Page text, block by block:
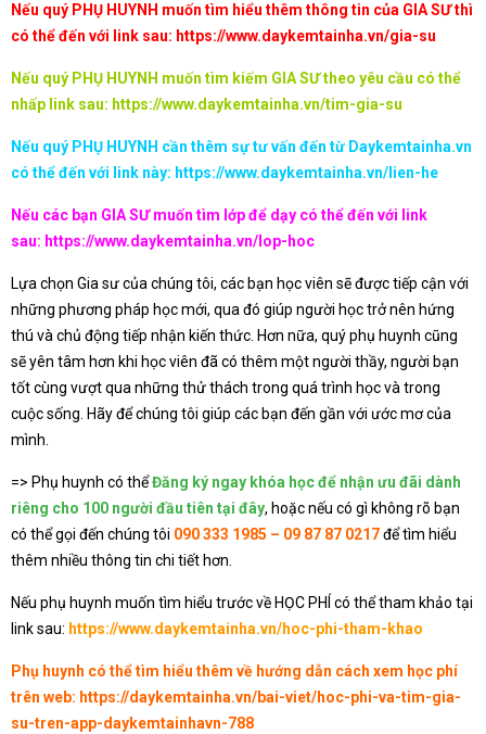
Nếu quý PHỤ HUYNH muốn tìm hiểu thêm thông tin của GIA SƯ thì
có thể đến với link sau: https://www.daykemtainha.vn/gia-su
Nếu quý PHỤ HUYNH muốn tìm kiếm GIA SƯ theo yêu cầu có thể
nhấp link sau: https://www.daykemtainha.vn/tim-gia-su
Nếu quý PHỤ HUYNH cần thêm sự tư vấn đến từ Daykemtainha.vn
có thể đến với link này: https://www.daykemtainha.vn/lien-he
Nếu các bạn GIA SƯ muốn tìm lớp để dạy có thể đến với link
sau: https://www.daykemtainha.vn/lop-hoc
Lựa chọn Gia sư của chúng tôi, các bạn học viên sẽ được tiếp cận với
những phương pháp học mới, qua đó giúp người học trở nên hứng
thú và chủ động tiếp nhận kiến thức. Hơn nữa, quý phụ huynh cũng
sẽ yên tâm hơn khi học viên đã có thêm một người thầy, người bạn
tốt cùng vượt qua những thử thách trong quá trình học và trong
cuộc sống. Hãy để chúng tôi giúp các bạn đến gần với ước mơ của
mình.
=> Phụ huynh có thểĐăng ký ngay khóa học để nhận ưu đãi dành
riêng cho 100 người đầu tiên tại đây, hoặc nếu có gì không rõ bạn
có thể gọi đến chúng tôi 090 333 1985 – 09 87 87 0217để tìm hiểu
thêm nhiều thông tin chi tiết hơn.
Nếu phụ huynh muốn tìm hiểu trước về HỌC PHÍ có thể tham khảo tại
link sau: https://www.daykemtainha.vn/hoc-phi-tham-khao
Phụ huynh có thể tìm hiểu thêm về hướng dẫn cách xem học phí
trên web: https://daykemtainha.vn/bai-viet/hoc-phi-va-tim-gia-
su-tren-app-daykemtainhavn-788